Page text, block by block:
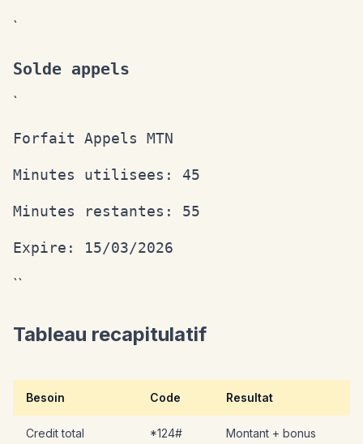
`
Solde appels
`
Forfait Appels MTN
Minutes utilisees: 45
Minutes restantes: 55
Expire: 15/03/2026
``
Tableau recapitulatif
Besoin Code Resultat
Credit total *124# Montant + bonus